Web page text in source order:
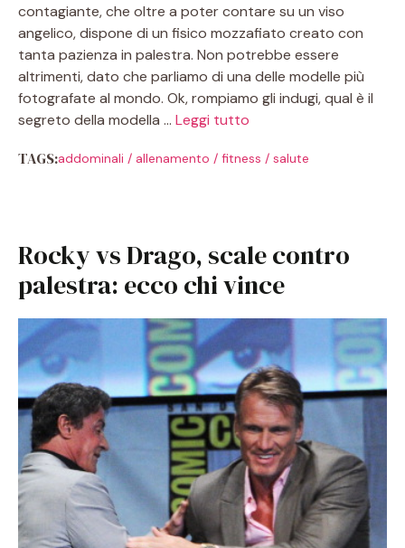
contagiante, che oltre a poter contare su un viso
angelico, dispone di un fisico mozzafiato creato con
tanta pazienza in palestra. Non potrebbe essere
altrimenti, dato che parliamo di una delle modelle più
fotografate al mondo. Ok, rompiamo gli indugi, qual è il
segreto della modella … Leggi tutto
TAGS:addominali / allenamento / fitness / salute
Rocky vs Drago, scale contro
palestra: ecco chi vince